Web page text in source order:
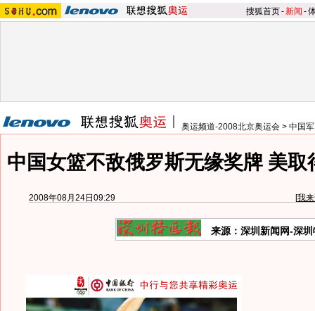
搜狐首页-新闻 -
奥运频道-2008北京奥运会 > 中国
中国女篮不敌俄罗斯无缘奖牌 美取
2008年08月24日09:29 [我
来源：深圳新闻网-深